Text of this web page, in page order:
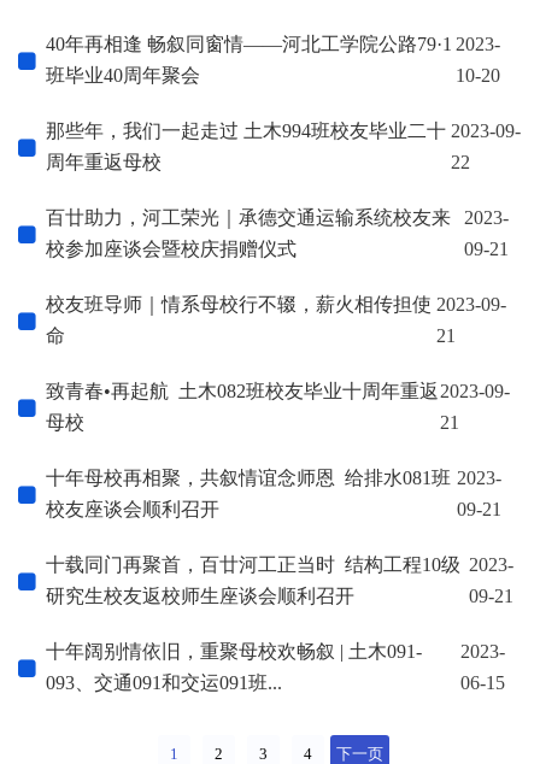
40年再相逢 畅叙同窗情——河北工学院公路79·1
班毕业40周年聚会
2023-
10-20
那些年，我们一起走过 土木994班校友毕业二十
周年重返母校
2023-09-
22
百廿助力，河工荣光｜承德交通运输系统校友来
校参加座谈会暨校庆捐赠仪式
2023-
09-21
校友班导师｜情系母校行不辍，薪火相传担使
命
2023-09-
21
致青春•再起航 土木082班校友毕业十周年重返
母校
2023-09-
21
十年母校再相聚，共叙情谊念师恩 给排水081班
校友座谈会顺利召开
2023-
09-21
十载同门再聚首，百廿河工正当时 结构工程10级
研究生校友返校师生座谈会顺利召开
2023-
09-21
十年阔别情依旧，重聚母校欢畅叙 | 土木091-
093、交通091和交运091班...
2023-
06-15
1 2 3 4 下一页